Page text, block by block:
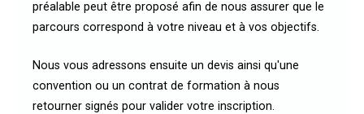
préalable peut être proposé afin de nous assurer que le
parcours correspond à votre niveau et à vos objectifs.
Nous vous adressons ensuite un devis ainsi qu'une
convention ou un contrat de formation à nous
retourner signés pour valider votre inscription.